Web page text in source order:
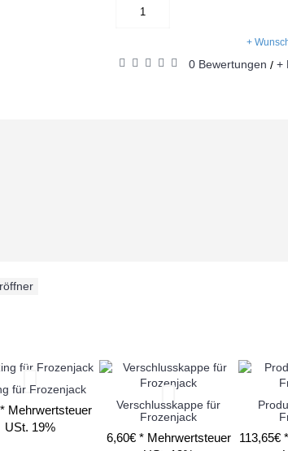
+
0 Bewertungen / +
für Frozenjack
Mehrwertsteuer
USt. 19%
Verschlusskappe für
Frozenjack
6,60€ * Mehrwertsteuer
113,65€ *